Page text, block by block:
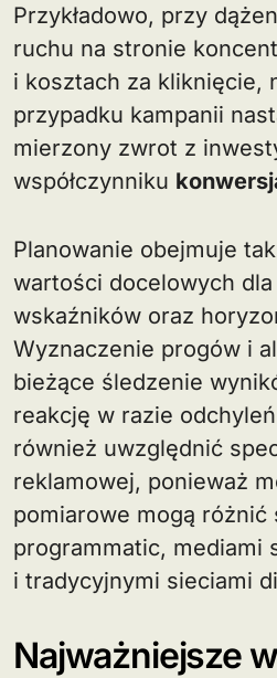
Przykładowo, przy
ruchu na stronie
i kosztach za kliknięcie,
przypadku kampanii
mierzony zwrot z
współczynniku
Planowanie obejmuje
wartości docelowych
wskaźników oraz
Wyznaczenie progów i
bieżące śledzenie
reakcję w razie
również uwzględnić
reklamowej, ponieważ
pomiarowe mogą różnić
programmatic, mediami
i tradycyjnymi sieciami
Najważniejsze